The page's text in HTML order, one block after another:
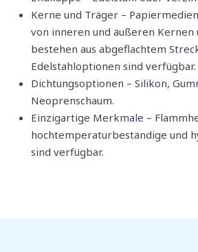
Kerne und Träger –
von inneren und äußeren Kernen
bestehen aus abgeflachtem
Edelstahloptionen sind verfügbar.
Dichtungsoptionen – Silikon,
Neoprenschaum.
Einzigartige Merkmale –
hochtemperaturbeständige und
sind verfügbar.